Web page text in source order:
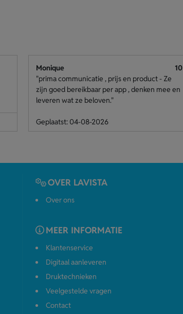
Monique
10
"prima communicatie , prijs en product - Ze
zijn goed bereikbaar per app , denken mee en
leveren wat ze beloven."
Geplaatst: 04-08-2026
OVER LAVISTA
Over ons
MEER INFORMATIE
Klantenservice
Digitaal aanleveren
Druktechnieken
Veelgestelde vragen
Contact